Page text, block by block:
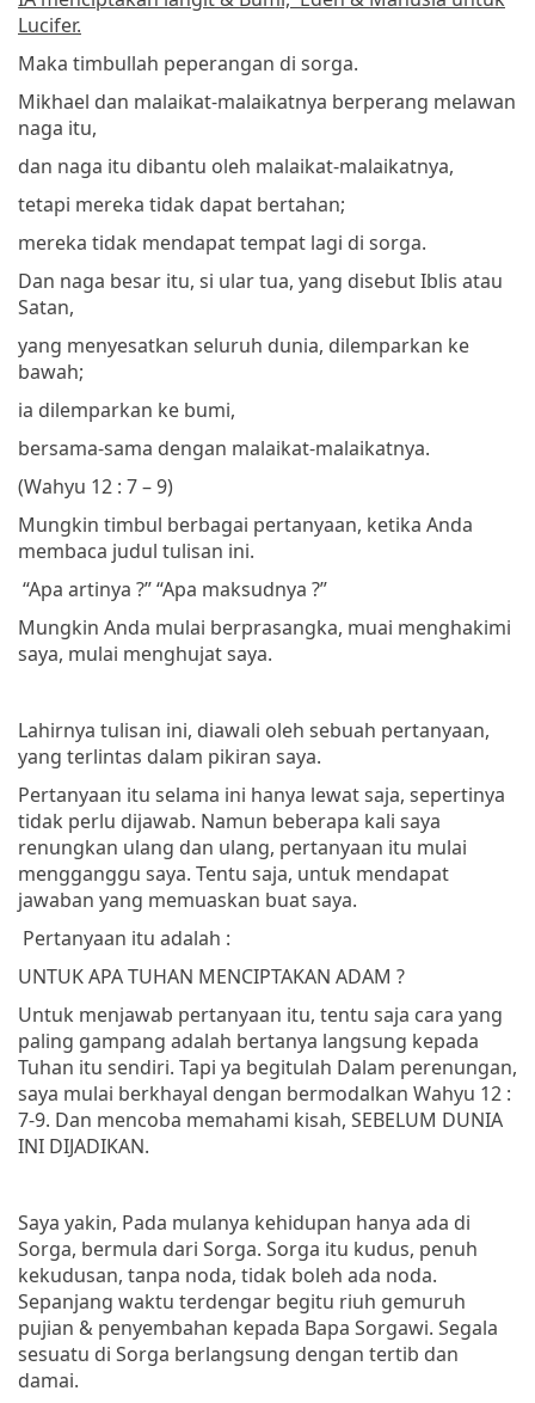
Lucifer.
Maka timbullah peperangan di sorga.
Mikhael dan malaikat-malaikatnya berperang melawan
naga itu,
dan naga itu dibantu oleh malaikat-malaikatnya,
tetapi mereka tidak dapat bertahan;
mereka tidak mendapat tempat lagi di sorga.
Dan naga besar itu, si ular tua, yang disebut Iblis atau
Satan,
yang menyesatkan seluruh dunia, dilemparkan ke
bawah;
ia dilemparkan ke bumi,
bersama-sama dengan malaikat-malaikatnya.
(Wahyu 12 : 7 – 9)
Mungkin timbul berbagai pertanyaan, ketika Anda
membaca judul tulisan ini.
“Apa artinya ?”“Apa maksudnya ?”
Mungkin Anda mulai berprasangka, muai menghakimi
saya, mulai menghujat saya.
Lahirnya tulisan ini, diawali oleh sebuah pertanyaan,
yang terlintas dalam pikiran saya.
Pertanyaan itu selama ini hanya lewat saja, sepertinya
tidak perlu dijawab. Namun beberapa kali saya
renungkan ulang dan ulang, pertanyaan itu mulai
mengganggu saya. Tentu saja, untuk mendapat
jawaban yang memuaskan buat saya.
Pertanyaan itu adalah :
UNTUK APA TUHAN MENCIPTAKAN ADAM ?
Untuk menjawab pertanyaan itu, tentu saja cara yang
paling gampang adalah bertanya langsung kepada
Tuhan itu sendiri. Tapi ya begitulah Dalam perenungan,
saya mulai berkhayal dengan bermodalkan Wahyu 12 :
7-9. Dan mencoba memahami kisah, SEBELUM DUNIA
INI DIJADIKAN.
Saya yakin, Pada mulanya kehidupan hanya ada di
Sorga, bermula dari Sorga. Sorga itu kudus, penuh
kekudusan, tanpa noda, tidak boleh ada noda.
Sepanjang waktu terdengar begitu riuh gemuruh
pujian & penyembahan kepada Bapa Sorgawi. Segala
sesuatu di Sorga berlangsung dengan tertib dan
damai.